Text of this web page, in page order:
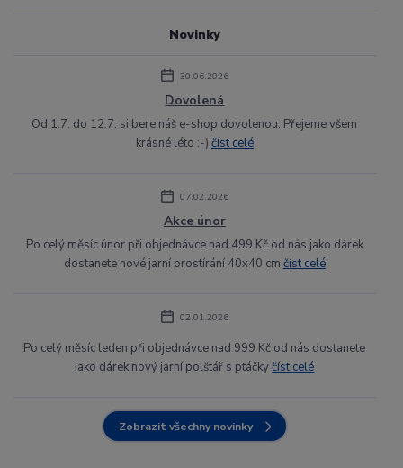
Novinky
30.06.2026
Dovolená
Od 1.7. do 12.7. si bere náš e-shop dovolenou. Přejeme všem
krásné léto :-) číst celé
07.02.2026
Akce únor
Po celý měsíc únor při objednávce nad 499 Kč od nás jako dárek
dostanete nové jarní prostírání 40x40 cm číst celé
02.01.2026
Po celý měsíc leden při objednávce nad 999 Kč od nás dostanete
jako dárek nový jarní polštář s ptáčkyčíst celé
Zobrazit všechny novinky